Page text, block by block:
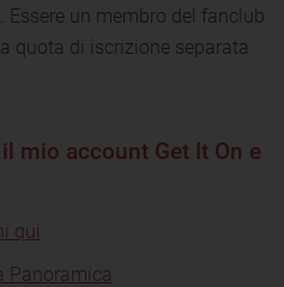
un membro del fanclub
quota di iscrizione separata
mio account Get It On e
qui
Panoramica